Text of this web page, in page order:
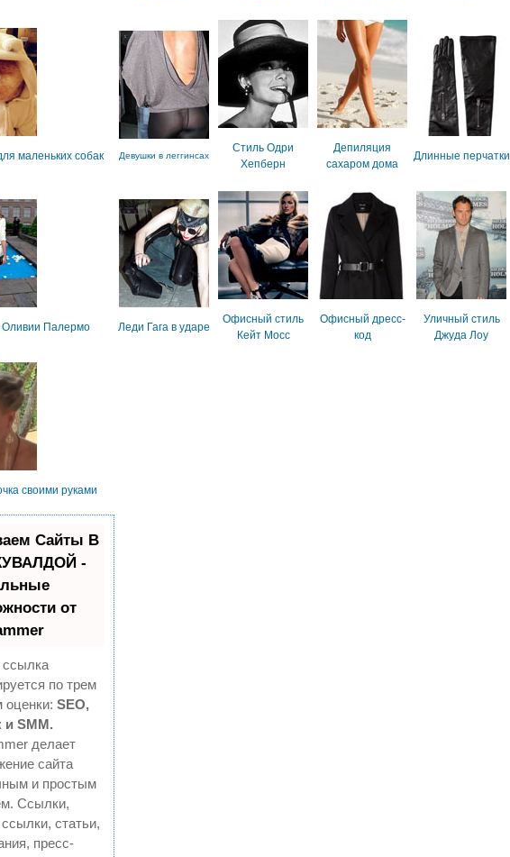
маленьких собак Девушки в леггинсах
Стиль Одри
Хепберн
Депиляция
сахаром дома
Длинные перчатки
Оливии Палермо Леди Гага в ударе
Офисный стиль
Кейт Мосс
Офисный дресс-
код
Уличный стиль
Джуда Лоу
своими руками
Сайты В
-
от
по трем
оценки: SEO,
и SMM.
делает
сайта
и простым
Ссылки,
статьи,
пресс-